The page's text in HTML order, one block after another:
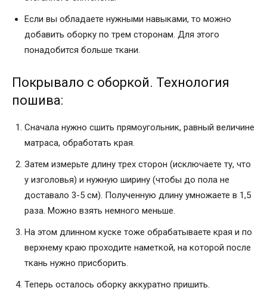
Если вы обладаете нужными навыками, то можно
добавить оборку по трем сторонам. Для этого
понадобится больше ткани.
Покрывало с оборкой. Технология
пошива:
Сначала нужно сшить прямоугольник, равный величине
матраса, обработать края.
Затем измерьте длину трех сторон (исключаете ту, что
у изголовья) и нужную ширину (чтобы до пола не
доставало 3-5 см). Полученную длину умножаете в 1,5
раза. Можно взять немного меньше.
На этом длинном куске тоже обрабатываете края и по
верхнему краю проходите наметкой, на которой после
ткань нужно присборить.
Теперь осталось оборку аккуратно пришить.